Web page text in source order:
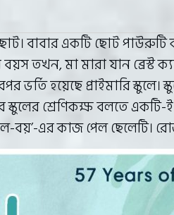
বাবার একটি ছোট পাউরুটি
তখন, মা মারা যান ব্রেস্ট
ভর্তি হয়েছে প্রাইমারি
শ্রেণিকক্ষ বলতে একটি-
বয়’-এর কাজ পেল ছেলেটি।